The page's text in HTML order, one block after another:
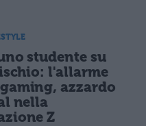
studente su
l'allarme
azzardo
nella
Z